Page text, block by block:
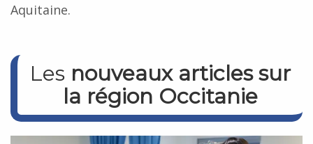
Aquitaine.
Les nouveaux articles sur
la région Occitanie